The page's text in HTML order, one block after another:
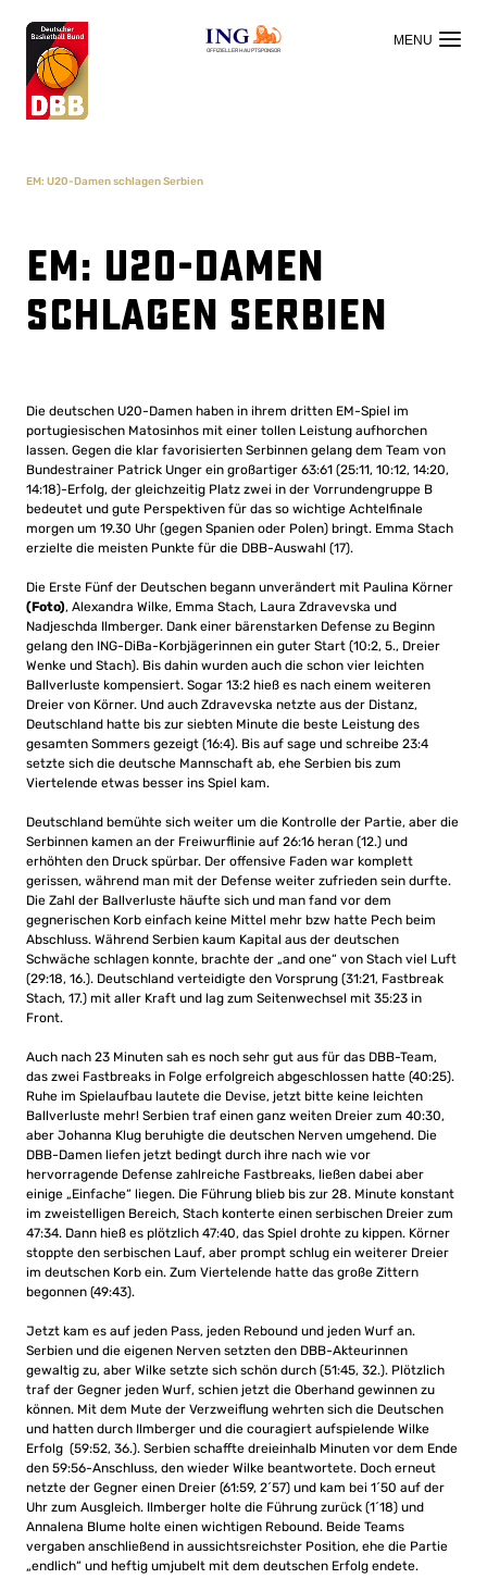
OFFIZIELLER HAUPTSPONSOR
EM: U20-Damen schlagen Serbien
EM: U20-Damen
schlagen Serbien
Die deutschen U20-Damen haben in ihrem dritten EM-Spiel im
portugiesischen Matosinhos mit einer tollen Leistung aufhorchen
lassen. Gegen die klar favorisierten Serbinnen gelang dem Team von
Bundestrainer Patrick Unger ein großartiger 63:61 (25:11, 10:12, 14:20,
14:18)-Erfolg, der gleichzeitig Platz zwei in der Vorrundengruppe B
bedeutet und gute Perspektiven für das so wichtige Achtelfinale
morgen um 19.30 Uhr (gegen Spanien oder Polen) bringt. Emma Stach
erzielte die meisten Punkte für die DBB-Auswahl (17).
Die Erste Fünf der Deutschen begann unverändert mit Paulina Körner
(Foto), Alexandra Wilke, Emma Stach, Laura Zdravevska und
Nadjeschda Ilmberger. Dank einer bärenstarken Defense zu Beginn
gelang den ING-DiBa-Korbjägerinnen ein guter Start (10:2, 5., Dreier
Wenke und Stach). Bis dahin wurden auch die schon vier leichten
Ballverluste kompensiert. Sogar 13:2 hieß es nach einem weiteren
Dreier von Körner. Und auch Zdravevska netzte aus der Distanz,
Deutschland hatte bis zur siebten Minute die beste Leistung des
gesamten Sommers gezeigt (16:4). Bis auf sage und schreibe 23:4
setzte sich die deutsche Mannschaft ab, ehe Serbien bis zum
Viertelende etwas besser ins Spiel kam.
Deutschland bemühte sich weiter um die Kontrolle der Partie, aber die
Serbinnen kamen an der Freiwurflinie auf 26:16 heran (12.) und
erhöhten den Druck spürbar. Der offensive Faden war komplett
gerissen, während man mit der Defense weiter zufrieden sein durfte.
Die Zahl der Ballverluste häufte sich und man fand vor dem
gegnerischen Korb einfach keine Mittel mehr bzw hatte Pech beim
Abschluss. Während Serbien kaum Kapital aus der deutschen
Schwäche schlagen konnte, brachte der „and one“ von Stach viel Luft
(29:18, 16.). Deutschland verteidigte den Vorsprung (31:21, Fastbreak
Stach, 17.) mit aller Kraft und lag zum Seitenwechsel mit 35:23 in
Front.
Auch nach 23 Minuten sah es noch sehr gut aus für das DBB-Team,
das zwei Fastbreaks in Folge erfolgreich abgeschlossen hatte (40:25).
Ruhe im Spielaufbau lautete die Devise, jetzt bitte keine leichten
Ballverluste mehr! Serbien traf einen ganz weiten Dreier zum 40:30,
aber Johanna Klug beruhigte die deutschen Nerven umgehend. Die
DBB-Damen liefen jetzt bedingt durch ihre nach wie vor
hervorragende Defense zahlreiche Fastbreaks, ließen dabei aber
einige „Einfache“ liegen. Die Führung blieb bis zur 28. Minute konstant
im zweistelligen Bereich, Stach konterte einen serbischen Dreier zum
47:34. Dann hieß es plötzlich 47:40, das Spiel drohte zu kippen. Körner
stoppte den serbischen Lauf, aber prompt schlug ein weiterer Dreier
im deutschen Korb ein. Zum Viertelende hatte das große Zittern
begonnen (49:43).
Jetzt kam es auf jeden Pass, jeden Rebound und jeden Wurf an.
Serbien und die eigenen Nerven setzten den DBB-Akteurinnen
gewaltig zu, aber Wilke setzte sich schön durch (51:45, 32.). Plötzlich
traf der Gegner jeden Wurf, schien jetzt die Oberhand gewinnen zu
können. Mit dem Mute der Verzweiflung wehrten sich die Deutschen
und hatten durch Ilmberger und die couragiert aufspielende Wilke
Erfolg (59:52, 36.). Serbien schaffte dreieinhalb Minuten vor dem Ende
den 59:56-Anschluss, den wieder Wilke beantwortete. Doch erneut
netzte der Gegner einen Dreier (61:59, 2´57) und kam bei 1´50 auf der
Uhr zum Ausgleich. Ilmberger holte die Führung zurück (1´18) und
Annalena Blume holte einen wichtigen Rebound. Beide Teams
vergaben anschließend in aussichtsreichster Position, ehe die Partie
„endlich“ und heftig umjubelt mit dem deutschen Erfolg endete.